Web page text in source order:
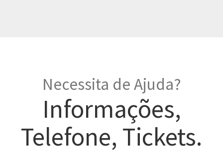
Necessita de Ajuda?
Informações,
Telefone, Tickets.